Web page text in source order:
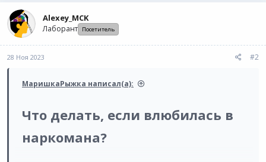
Alexey_MCK
Лаборант Посетитель
28 Ноя 2023 #2
МаришкаРыжка написал(а):
Что делать, если влюбилась в
наркомана?